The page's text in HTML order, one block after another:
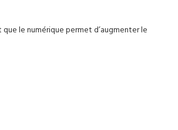
que le numérique permet d’augmenter le